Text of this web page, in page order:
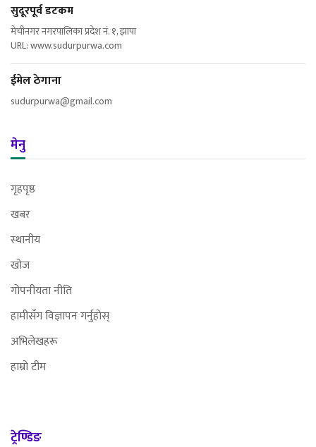
सुदूरपूर्व डटकम
मेचीनगर नगरपालिका प्रदेश नं. १, झापा
URL: www.sudurpurwa.com
ईमेल ठेगाना
sudurpurwa@gmail.com
मेनु
गृहपृष्ठ
खबर
स्थानीय
खोज
गोपनीयता नीति
हामीसँग विज्ञापन गर्नुहोस्
अभिलेखहरू
हाम्रो टीम
ट्रेण्डिङ